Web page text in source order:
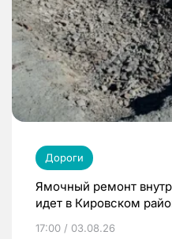
Дороги
Ямочный ремонт
идет в Кировском
17:00 / 03.08.26